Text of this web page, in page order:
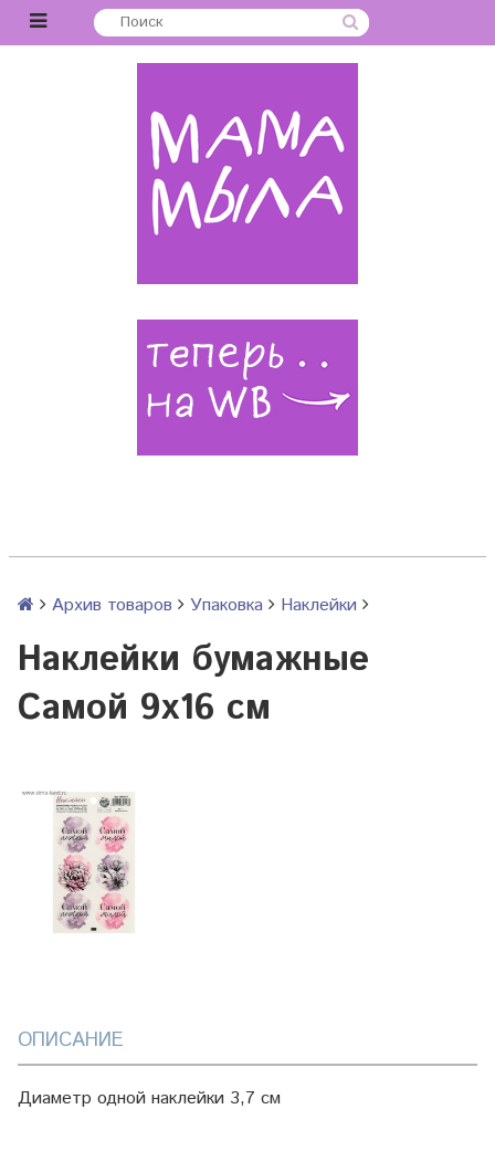
Архив товаров Упаковка Наклейки
Наклейки бумажные
Самой 9х16 см
ОПИСАНИЕ
Диаметр одной наклейки 3,7 см